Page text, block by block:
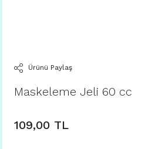
Ürünü Paylaş
Maskeleme Jeli 60 cc
109,00 TL